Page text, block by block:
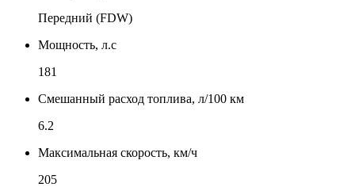
Передний (FDW)
Мощность, л.с
181
Смешанный расход топлива, л/100 км
6.2
Максимальная скорость, км/ч
205